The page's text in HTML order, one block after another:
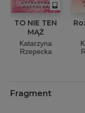
TO NIE TEN
MĄŻ
Katarzyna
Rzepecka
Fragment